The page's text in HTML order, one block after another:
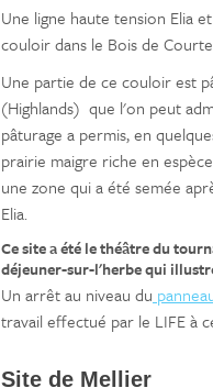
Une ligne haute tension Elia
couloir dans le Bois de
Une partie de ce couloir est
(Highlands) que l'on peut
pâturage a permis, en
prairie maigre riche en
une zone qui a été semée
Elia.
Ce site a été le théâtre du
déjeuner-sur-l'herbe qui
Un arrêt au niveau du
travail effectué par le LIFE à